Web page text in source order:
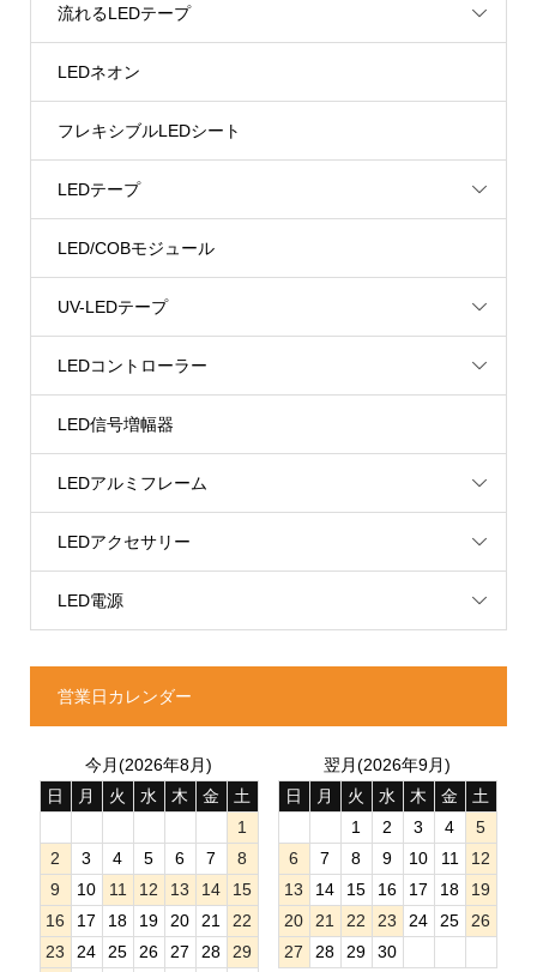
流れるLEDテープ
LEDネオン
フレキシブルLEDシート
LEDテープ
LED/COBモジュール
UV-LEDテープ
LEDコントローラー
LED信号増幅器
LEDアルミフレーム
LEDアクセサリー
LED電源
営業日カレンダー
今月(2026年8月)
日
月 火 水 木 金
土
1
2
3 4 5 6 7
8
9
10 11 12 13 14
15
16
17 18 19 20 21
22
23
24 25 26 27 28
29
翌月(2026年9月)
日
月 火 水 木 金
土
1
2 3 4
5
6
7 8 9 10 11
12
13
14 15 16 17 18
19
20
21 22 23 24 25
26
27
28 29 30